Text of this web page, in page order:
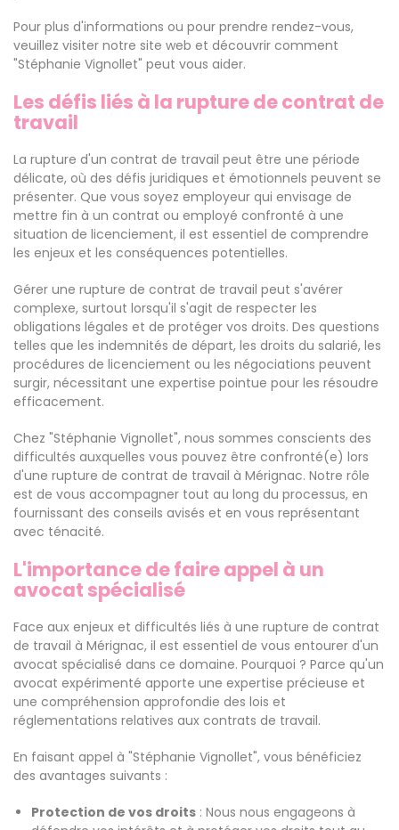
Pour plus d'informations ou pour prendre rendez-vous,
veuillez visiter notre site web et découvrir comment
"Stéphanie Vignollet" peut vous aider.
Les défis liés à la rupture de contrat de
travail
La rupture d'un contrat de travail peut être une période
délicate, où des défis juridiques et émotionnels peuvent se
présenter. Que vous soyez employeur qui envisage de
mettre fin à un contrat ou employé confronté à une
situation de licenciement, il est essentiel de comprendre
les enjeux et les conséquences potentielles.
Gérer une rupture de contrat de travail peut s'avérer
complexe, surtout lorsqu'il s'agit de respecter les
obligations légales et de protéger vos droits. Des questions
telles que les indemnités de départ, les droits du salarié, les
procédures de licenciement ou les négociations peuvent
surgir, nécessitant une expertise pointue pour les résoudre
efficacement.
Chez "Stéphanie Vignollet", nous sommes conscients des
difficultés auxquelles vous pouvez être confronté(e) lors
d'une rupture de contrat de travail à Mérignac. Notre rôle
est de vous accompagner tout au long du processus, en
fournissant des conseils avisés et en vous représentant
avec ténacité.
L'importance de faire appel à un
avocat spécialisé
Face aux enjeux et difficultés liés à une rupture de contrat
de travail à Mérignac, il est essentiel de vous entourer d'un
avocat spécialisé dans ce domaine. Pourquoi ? Parce qu'un
avocat expérimenté apporte une expertise précieuse et
une compréhension approfondie des lois et
réglementations relatives aux contrats de travail.
En faisant appel à "Stéphanie Vignollet", vous bénéficiez
des avantages suivants :
Protection de vos droits : Nous nous engageons à